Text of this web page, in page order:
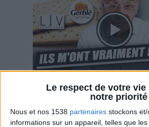
Le respect de votre vie
notre priorité
Nous et nos 1538 partenaires stockons
informations sur un appareil, telles que
Ces marques diététiques : c'est